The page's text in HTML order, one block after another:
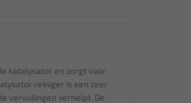
katalysator en zorgt voor
reiniger is een zeer
vervuilingen verhelpt. De